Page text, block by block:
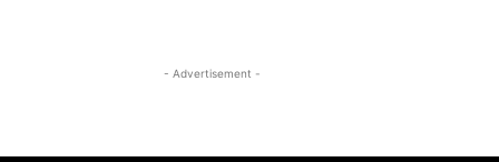
- Advertisement -